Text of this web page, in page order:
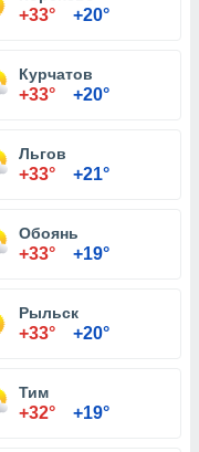
+33° +20°
Курчатов
+33° +20°
Льгов
+33° +21°
Обоянь
+33° +19°
Рыльск
+33° +20°
Тим
+32° +19°